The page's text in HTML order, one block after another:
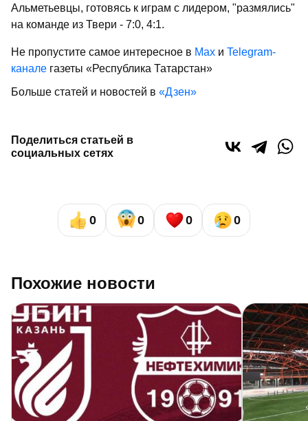
Альметьевцы, готовясь к играм с лидером, "размялись"
на команде из Твери - 7:0, 4:1.
Не пропустите самое интересное в Max и Telegram-
канале газеты «Республика Татарстан»
Больше статей и новостей в «Дзен»
Поделиться статьей в
социальных сетях
0 0 0 0
Похожие новости